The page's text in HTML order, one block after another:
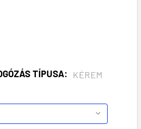
TÍPUSA:
KÉREM